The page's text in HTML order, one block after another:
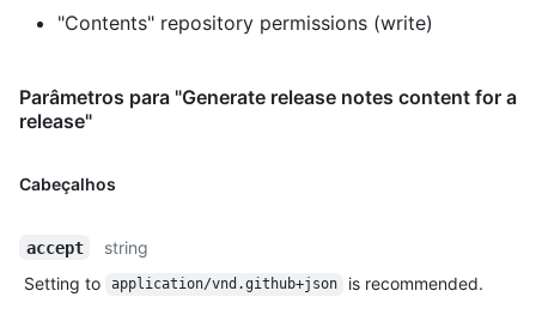
"Contents" repository permissions (write)
Parâmetros para "Generate release notes content for a
release"
Cabeçalhos
accept
string
Setting to
application/vnd.github+json is recommended.